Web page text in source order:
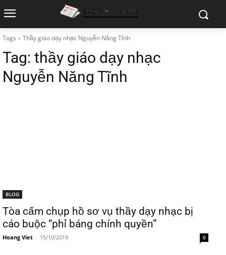
Tags Thầy giáo dạy nhạc Nguyễn Năng Tĩnh
Tag: thầy giáo dạy nhạc
Nguyễn Năng Tĩnh
BLOG
Tòa cấm chụp hồ sơ vụ thầy dạy nhạc bị
cáo buộc “phỉ báng chính quyền”
Hoang Viet - 15/10/2019 0